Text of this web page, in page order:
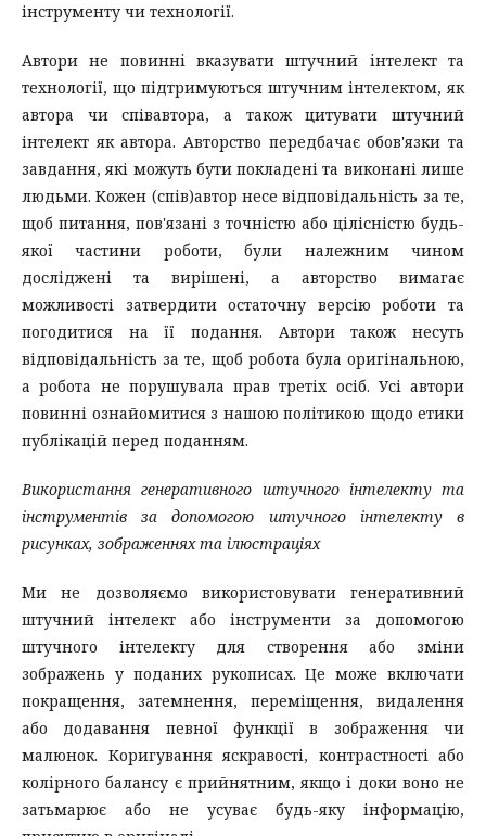
інструменту чи технології.
Автори не повинні вказувати штучний інтелект та
технології, що підтримуються штучним інтелектом, як
автора чи співавтора, а також цитувати штучний
інтелект як автора. Авторство передбачає обов'язки та
завдання, які можуть бути покладені та виконані лише
людьми. Кожен (спів)автор несе відповідальність за те,
щоб питання, пов'язані з точністю або цілісністю будь-
якої частини роботи, були належним чином
досліджені та вирішені, а авторство вимагає
можливості затвердити остаточну версію роботи та
погодитися на її подання. Автори також несуть
відповідальність за те, щоб робота була оригінальною,
а робота не порушувала прав третіх осіб. Усі автори
повинні ознайомитися з нашою політикою щодо етики
публікацій перед поданням.
Використання генеративного штучного інтелекту та
інструментів за допомогою штучного інтелекту в
рисунках, зображеннях та ілюстраціях
Ми не дозволяємо використовувати генеративний
штучний інтелект або інструменти за допомогою
штучного інтелекту для створення або зміни
зображень у поданих рукописах. Це може включати
покращення, затемнення, переміщення, видалення
або додавання певної функції в зображення чи
малюнок. Коригування яскравості, контрастності або
колірного балансу є прийнятним, якщо і доки воно не
затьмарює або не усуває будь-яку інформацію,